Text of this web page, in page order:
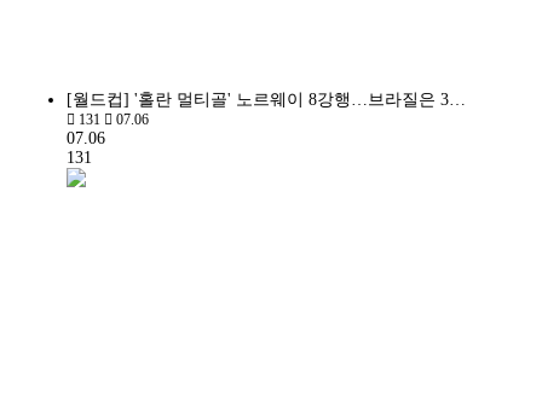
[월드컵] '홀란 멀티골' 노르웨이 8강행…브라질은 3…
131 07.06
07.06
131